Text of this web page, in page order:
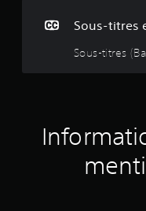
Sous-titres
Sous-titres